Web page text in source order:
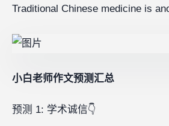
Traditional Chinese medicine is
小白老师作文预测汇总
预测 1: 学术诚信👇